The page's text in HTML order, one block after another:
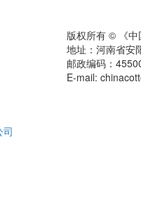
版权所有 © 《
地址：河南省安
邮政编码：
E-mail: